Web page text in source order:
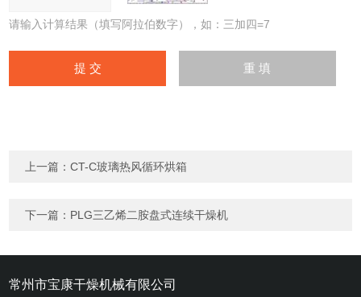
请输入计算结果（填写阿拉伯数字），如：三加四=7
上一篇：CT-C玻璃热风循环烘箱
下一篇： PLG三乙烯二胺盘式连续干燥机
常州市宝康干燥机械有限公司